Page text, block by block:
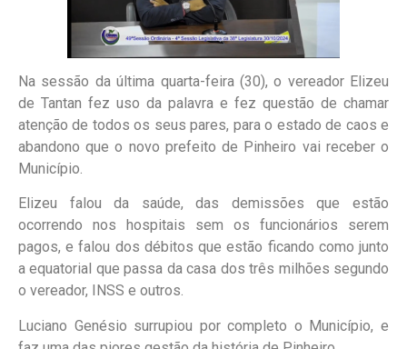
Na sessão da última quarta-feira (30), o vereador Elizeu
de Tantan fez uso da palavra e fez questão de chamar
atenção de todos os seus pares, para o estado de caos e
abandono que o novo prefeito de Pinheiro vai receber o
Município.
Elizeu falou da saúde, das demissões que estão
ocorrendo nos hospitais sem os funcionários serem
pagos, e falou dos débitos que estão ficando como junto
a equatorial que passa da casa dos três milhões segundo
o vereador, INSS e outros.
Luciano Genésio surrupiou por completo o Município, e